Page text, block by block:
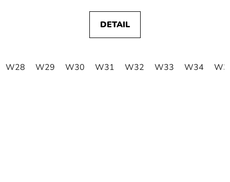
DETAIL
W28 W29 W30 W31 W32 W33 W34